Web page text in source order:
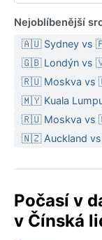
jen vzácně. Při
oblečení na léto,
vrstvy –
kostí. Nezbytný
Nejpříjemnější
teploty příjemně
sušší. Typickým
proudění
malby tuší.
bouřky bývají
Nejoblíbenější
🇦🇺 Sydney vs
🇬🇧 Londýn vs
🇷🇺 Moskva vs
🇲🇾 Kuala
🇷🇺 Moskva vs
🇳🇿 Auckland
Počasí v
v Čínská